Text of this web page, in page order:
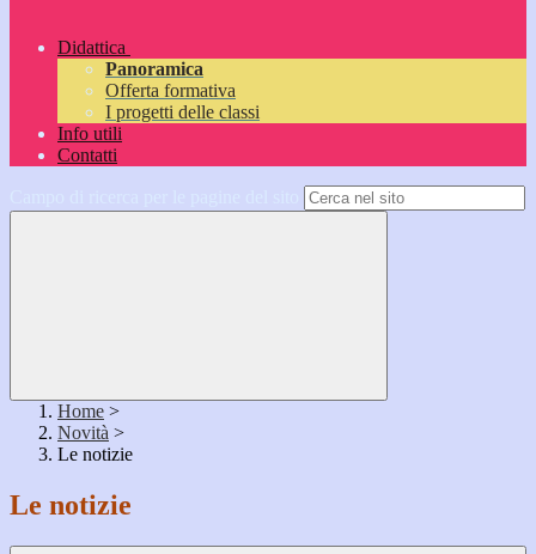
Didattica
Panoramica
Offerta formativa
I progetti delle classi
Info utili
Contatti
Home >
Novità >
Le notizie
Le notizie